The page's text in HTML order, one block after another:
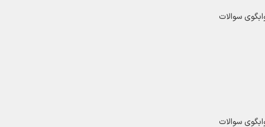
سوالات
سوالات